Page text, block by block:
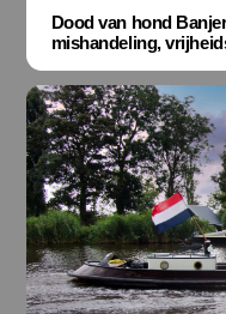
Dood van hond
mishandeling,